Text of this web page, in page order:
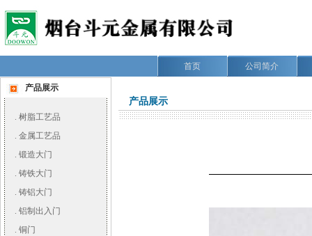
首页 公司简介
产品展示
. 树脂工艺品
. 金属工艺品
. 锻造大门
. 铸铁大门
. 铸铝大门
. 铝制出入门
. 铜门
产品展示